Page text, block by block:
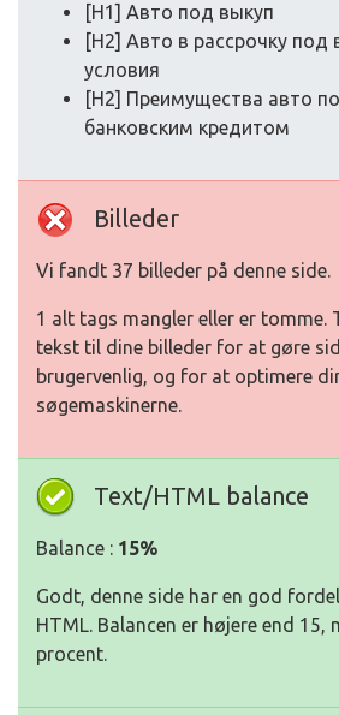
[H1] Авто под выкуп
[H2] Авто в рассрочку под
условия
[H2] Преимущества авто
банковским кредитом
Billeder
Vi fandt 37 billeder på denne side.
1 alt tags mangler eller er
tekst til dine billeder for at gøre
brugervenlig, og for at optimere
søgemaskinerne.
Text/HTML balance
Balance : 15%
Godt, denne side har en god
HTML. Balancen er højere end 15,
procent.